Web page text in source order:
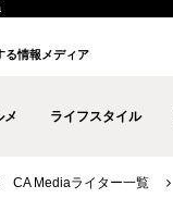
る情報メディア
メ ライフスタイル
CA Mediaライター一覧